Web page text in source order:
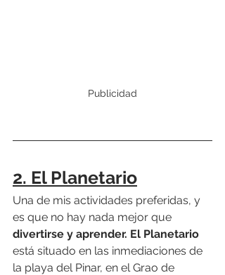
Publicidad
2. El Planetario
Una de mis actividades preferidas, y
es que no hay nada mejor que
divertirse y aprender. El Planetario
está situado en las inmediaciones de
la playa del Pinar, en el Grao de